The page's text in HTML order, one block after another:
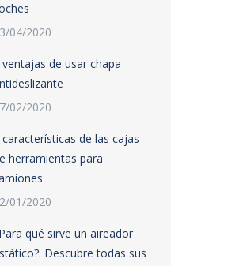
04/2020
de usar chapa
02/2020
características de las cajas
herramientas para
01/2020
qué sirve un aireador
Descubre todas sus